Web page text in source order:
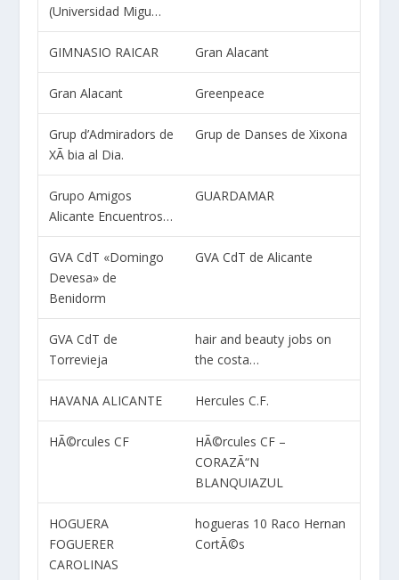
(Universidad Migu…
GIMNASIO RAICAR Gran Alacant
Gran Alacant Greenpeace
Grup d’Admiradors de
XÃ bia al Dia.
Grup de Danses de Xixona
Grupo Amigos
Alicante Encuentros…
GUARDAMAR
GVA CdT «Domingo
Devesa» de
Benidorm
GVA CdT de Alicante
GVA CdT de
Torrevieja
hair and beauty jobs on
the costa…
HAVANA ALICANTE Hercules C.F.
HÃ©rcules CF
HÃ©rcules CF –
CORAZÃ“N
BLANQUIAZUL
HOGUERA
FOGUERER
CAROLINAS
hogueras 10 Raco Hernan
CortÃ©s